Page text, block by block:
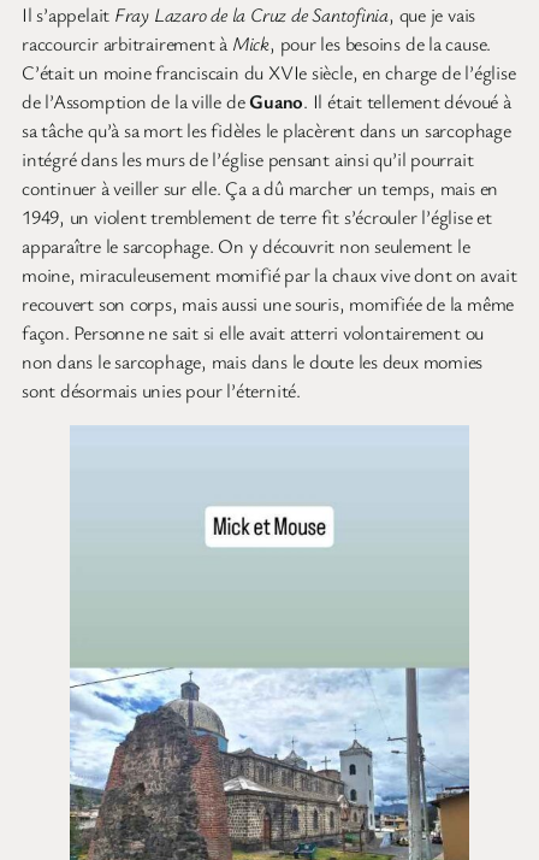
Il s’appelait Fray Lazaro de la Cruz de Santofinia, que je vais
raccourcir arbitrairement à Mick, pour les besoins de la cause.
C’était un moine franciscain du XVIe siècle, en charge de l’église
de l’Assomption de la ville deGuano. Il était tellement dévoué à
sa tâche qu’à sa mort les fidèles le placèrent dans un sarcophage
intégré dans les murs de l’église pensant ainsi qu’il pourrait
continuer à veiller sur elle. Ça a dû marcher un temps, mais en
1949, un violent tremblement de terre fit s’écrouler l’église et
apparaître le sarcophage. On y découvrit non seulement le
moine, miraculeusement momifié par la chaux vive dont on avait
recouvert son corps, mais aussi une souris, momifiée de la même
façon. Personne ne sait si elle avait atterri volontairement ou
non dans le sarcophage, mais dans le doute les deux momies
sont désormais unies pour l’éternité.